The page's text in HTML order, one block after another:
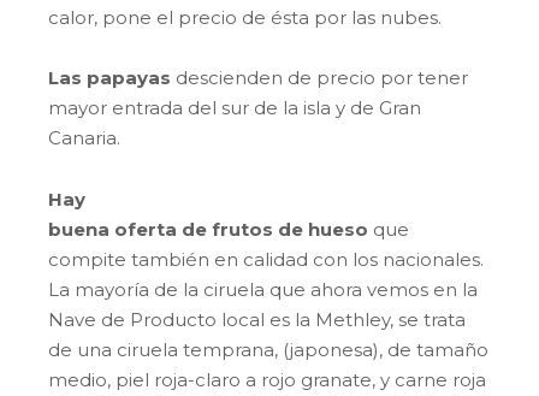
calor, pone el precio de ésta por las nubes.
Las papayas descienden de precio por tener
mayor entrada del sur de la isla y de Gran
Canaria.
Hay
buena oferta de frutos de hueso que
compite también en calidad con los nacionales.
La mayoría de la ciruela que ahora vemos en la
Nave de Producto local es la Methley, se trata
de una ciruela temprana, (japonesa), de tamaño
medio, piel roja-claro a rojo granate, y carne roja